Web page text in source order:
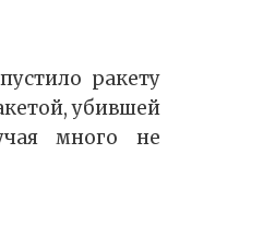
ракету
убившей
много не